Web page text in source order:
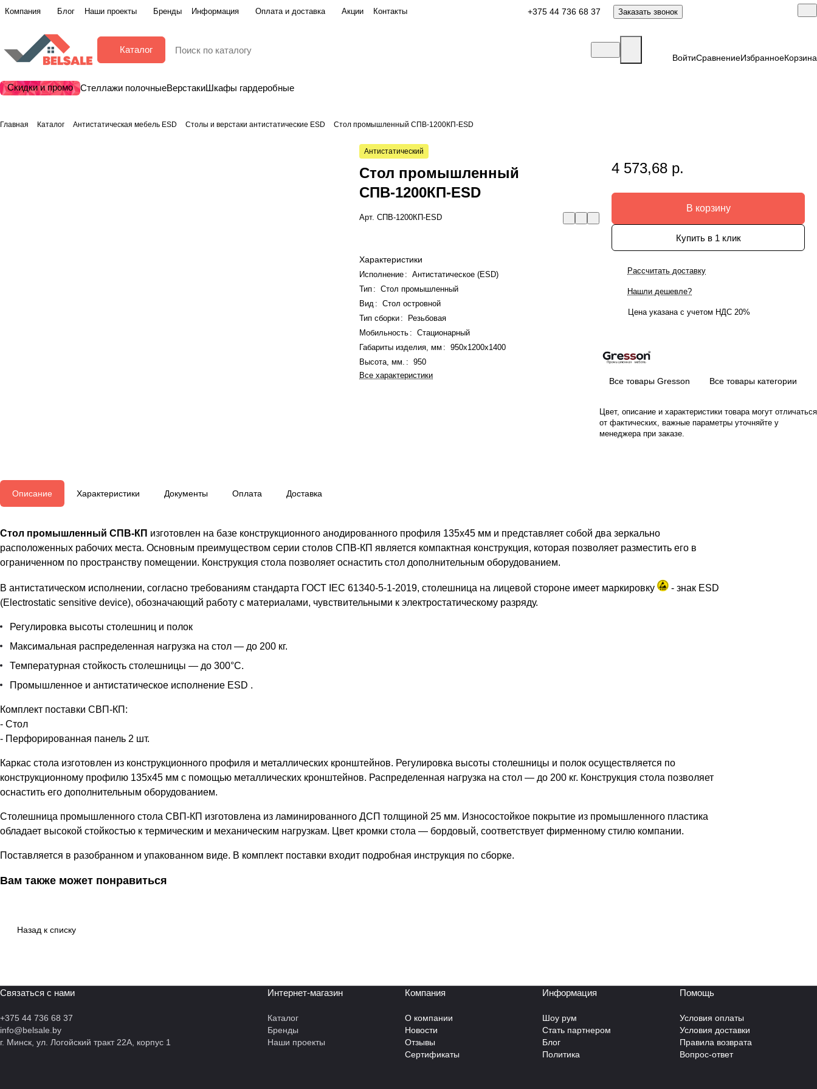
Компания Блог Наши проекты Бренды Информация Оплата и доставка Акции Контакты +375 44 736 68 37 Заказать звонок
Каталог
ВойтиСравнениеИзбранноеКорзина
Скидки и промо Стеллажи полочныеВерстакиШкафы гардеробные
Главная Каталог Антистатическая мебель ESD Столы и верстаки антистатические ESD Стол промышленный СПВ-1200КП-ESD
Антистатический
Стол промышленный
СПВ-1200КП-ESD
Арт.СПВ-1200КП-ESD
Характеристики
Исполнение :
Антистатическое (ESD)
Тип :
Стол промышленный
Вид :
Стол островной
Тип сборки:
Резьбовая
Мобильность :
Стационарный
Габариты изделия, мм :
950x1200x1400
Высота, мм. :
950
Все характеристики
4 573,68 р.
В корзину
Купить в 1 клик
Рассчитать доставку
Нашли дешевле?
Цена указана с учетом НДС 20%
Все товары Gresson Все товары категории
Цвет, описание и характеристики товара могут отличаться
от фактических, важные параметры уточняйте у
менеджера при заказе.
Описание Характеристики Документы Оплата Доставка
Стол промышленный СПВ-КП изготовлен на базе конструкционного анодированного профиля 135х45 мм и представляет собой два зеркально
расположенных рабочих места. Основным преимуществом серии столов СПВ-КП является компактная конструкция, которая позволяет разместить его в
ограниченном по пространству помещении. Конструкция стола позволяет оснастить стол дополнительным оборудованием.
В антистатическом исполнении, согласно требованиям стандарта ГОСТ IEC 61340-5-1-2019, столешница на лицевой стороне имеет маркировку
- знак ESD
(Electrostatic sensitive device), обозначающий работу с материалами, чувствительными к электростатическому разряду.
Регулировка высоты столешниц и полок
Максимальная распределенная нагрузка на стол — до 200 кг.
Температурная стойкость столешницы — до 300°С.
Промышленное и антистатическое исполнение ESD .
Комплект поставки СВП-КП:
- Стол
- Перфорированная панель 2 шт.
Каркас стола изготовлен из конструкционного профиля и металлических кронштейнов. Регулировка высоты столешницы и полок осуществляется по
конструкционному профилю 135х45 мм с помощью металлических кронштейнов. Распределенная нагрузка на стол — до 200 кг. Конструкция стола позволяет
оснастить его дополнительным оборудованием.
Столешница промышленного стола СВП-КП изготовлена из ламинированного ДСП толщиной 25 мм. Износостойкое покрытие из промышленного пластика
обладает высокой стойкостью к термическим и механическим нагрузкам. Цвет кромки стола — бордовый, соответствует фирменному стилю компании.
Поставляется в разобранном и упакованном виде. В комплект поставки входит подробная инструкция по сборке.
Вам также может понравиться
Назад к списку
Связаться с нами
+375 44 736 68 37
info@belsale.by
г. Минск, ул. Логойский тракт 22А, корпус 1
Интернет-магазин
Каталог
Бренды
Наши проекты
Компания
О компании
Новости
Отзывы
Сертификаты
Информация
Шоу рум
Стать партнером
Блог
Политика
Помощь
Условия оплаты
Условия доставки
Правила возврата
Вопрос-ответ